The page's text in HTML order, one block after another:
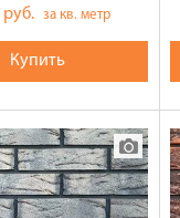
руб. за кв. метр
Купить